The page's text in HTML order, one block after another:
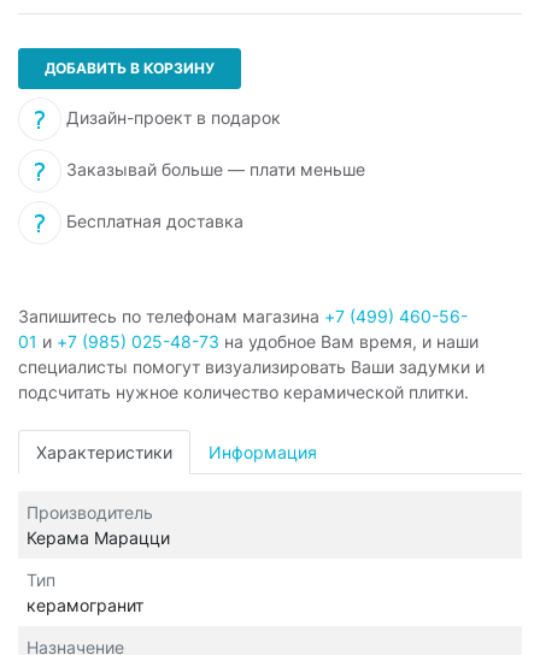
ДОБАВИТЬ В КОРЗИНУ
Дизайн-проект в подарок
Заказывай больше — плати меньше
Бесплатная доставка
Запишитесь по телефонам магазина +7 (499) 460-56-
01 и +7 (985) 025-48-73 на удобное Вам время, и наши
специалисты помогут визуализировать Ваши задумки и
подсчитать нужное количество керамической плитки.
Характеристики Информация
Производитель
Керама Марацци
Тип
керамогранит
Назначение